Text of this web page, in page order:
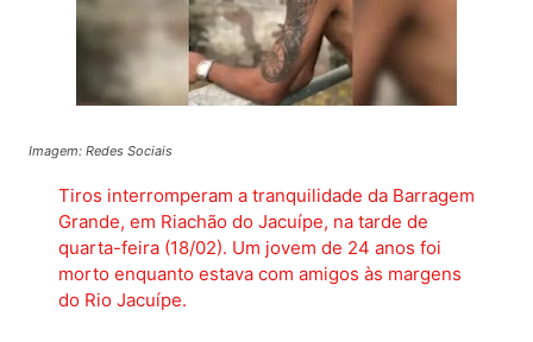
Imagem: Redes Sociais
Tiros interromperam a tranquilidade da Barragem
Grande, em Riachão do Jacuípe, na tarde de
quarta-feira (18/02). Um jovem de 24 anos foi
morto enquanto estava com amigos às margens
do Rio Jacuípe.